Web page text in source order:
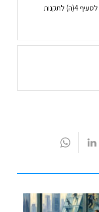
טופס אישור רופא בהתאם לסעיף 4(ה) לתקנות